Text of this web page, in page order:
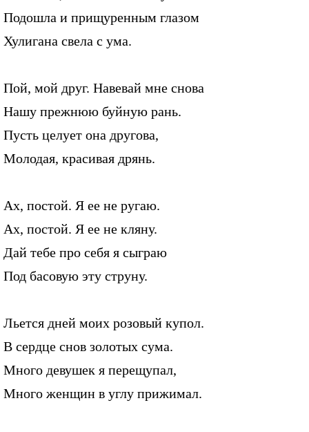
Подошла и прищуренным глазом
Хулигана свела с ума.
Пой, мой друг. Навевай мне снова
Нашу прежнюю буйную рань.
Пусть целует она другова,
Молодая, красивая дрянь.
Ах, постой. Я ее не ругаю.
Ах, постой. Я ее не кляну.
Дай тебе про себя я сыграю
Под басовую эту струну.
Льется дней моих розовый купол.
В сердце снов золотых сума.
Много девушек я перещупал,
Много женщин в углу прижимал.